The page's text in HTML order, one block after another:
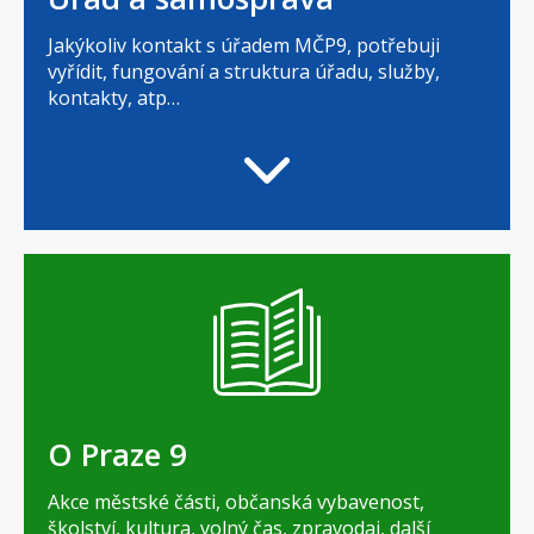
Jakýkoliv kontakt s úřadem MČP9, potřebuji
vyřídit, fungování a struktura úřadu, služby,
kontakty, atp…
O Praze 9
Akce městské části, občanská vybavenost,
školství, kultura, volný čas, zpravodaj, další